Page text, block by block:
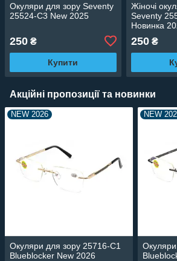
Окуляри для зору Seventy
25524-C3 New 2025
250 ₴
Купити
Жіночі
Seventy
Новинка
250₴
Акційні пропозиції та новинки
NEW 2026
Окуляри для зору 25716-C1
Blueblocker New 2026
NEW